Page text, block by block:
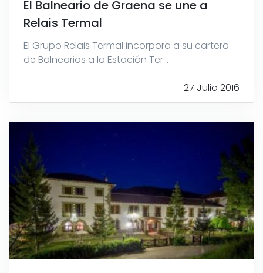
El Balneario de Graena se une a
Relais Termal
El Grupo Relais Termal incorpora a su cartera
de Balnearios a la Estación Ter...
27 Julio 2016